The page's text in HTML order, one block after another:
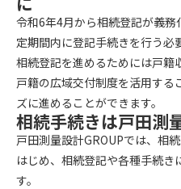
令和6年4月から相続登記が義
定期間内に登記手続きを行う必
相続登記を進めるためには戸籍
戸籍の広域交付制度を活用する
ズに進めることができます。
相続手続きは戸田測
戸田測量設計GROUPでは、相
はじめ、相続登記や各種手続き
す。